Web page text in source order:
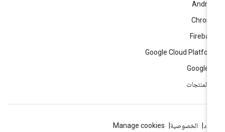
Google Cloud
Google
المنتجات
الخصوصية Manage cookies